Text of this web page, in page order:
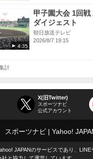
4:35
甲子園大会 1回
ダイジェスト
朝日放送テレビ
2026/8/7 19:15
計
X(旧Twitter)
スポーツナビ
公式アカウント
スポーツナビ Yahoo!
JAPANのサービスであり、LINE